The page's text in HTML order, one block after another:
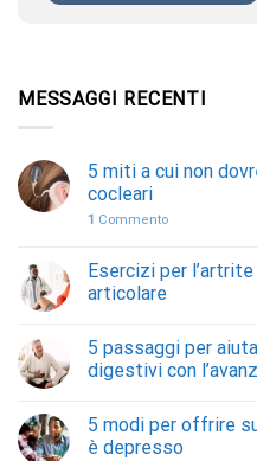
MESSAGGI RECENTI
5 miti a cui non
cocleari
1 Commento
Esercizi per
articolare
5 passaggi per
digestivi con
5 modi per offrire
è depresso